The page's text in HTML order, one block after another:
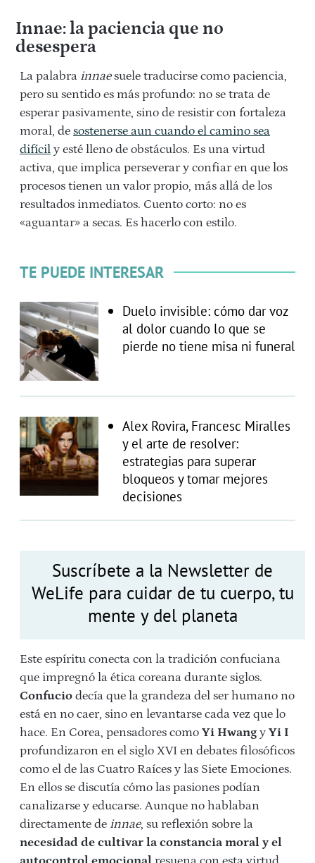
Innae: la paciencia que no
desespera
La palabra innaesuele traducirse como paciencia,
pero su sentido es más profundo: no se trata de
esperar pasivamente, sino de resistir con fortaleza
moral, de sostenerse aun cuando el camino sea
difícil y esté lleno de obstáculos. Es una virtud
activa, que implica perseverar y confiar en que los
procesos tienen un valor propio, más allá de los
resultados inmediatos. Cuento corto: no es
«aguantar» a secas. Es hacerlo con estilo.
TE PUEDE INTERESAR
Duelo invisible: cómo dar voz
al dolor cuando lo que se
pierde no tiene misa ni funeral
Alex Rovira, Francesc Miralles
y el arte de resolver:
estrategias para superar
bloqueos y tomar mejores
decisiones
Suscríbete a la Newsletter de
WeLife para cuidar de tu cuerpo, tu
mente y del planeta
Este espíritu conecta con la tradición confuciana
que impregnó la ética coreana durante siglos.
Confucio decía que la grandeza del ser humano no
está en no caer, sino en levantarse cada vez que lo
hace. En Corea, pensadores como Yi Hwang y Yi I
profundizaron en el siglo XVI en debates filosóficos
como el de las Cuatro Raíces y las Siete Emociones.
En ellos se discutía cómo las pasiones podían
canalizarse y educarse. Aunque no hablaban
directamente de innae, su reflexión sobre la
necesidad de cultivar la constancia moral y el